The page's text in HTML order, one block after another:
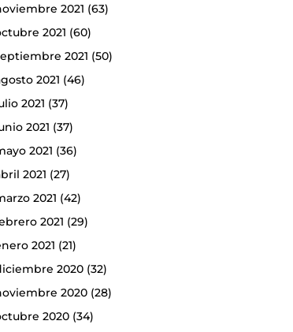
2021 (63)
2021 (60)
2021 (50)
2021 (46)
2021 (37)
2021 (37)
2021 (36)
2021 (27)
2021 (42)
2021 (29)
2021 (21)
2020(32)
2020(28)
2020(34)